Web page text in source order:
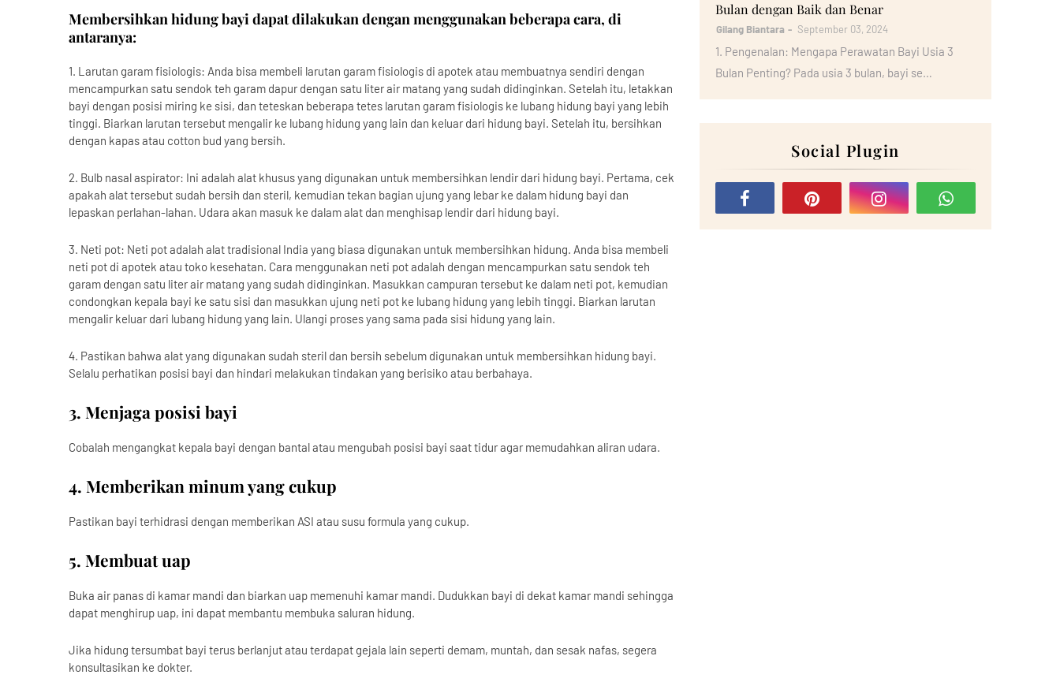
Membersihkan hidung bayi dapat dilakukan dengan menggunakan beberapa cara, di
antaranya:
1. Larutan garam fisiologis: Anda bisa membeli larutan garam fisiologis di apotek atau membuatnya sendiri dengan
mencampurkan satu sendok teh garam dapur dengan satu liter air matang yang sudah didinginkan. Setelah itu, letakkan
bayi dengan posisi miring ke sisi, dan teteskan beberapa tetes larutan garam fisiologis ke lubang hidung bayi yang lebih
tinggi. Biarkan larutan tersebut mengalir ke lubang hidung yang lain dan keluar dari hidung bayi. Setelah itu, bersihkan
dengan kapas atau cotton bud yang bersih.
2. Bulb nasal aspirator: Ini adalah alat khusus yang digunakan untuk membersihkan lendir dari hidung bayi. Pertama, cek
apakah alat tersebut sudah bersih dan steril, kemudian tekan bagian ujung yang lebar ke dalam hidung bayi dan
lepaskan perlahan-lahan. Udara akan masuk ke dalam alat dan menghisap lendir dari hidung bayi.
3. Neti pot: Neti pot adalah alat tradisional India yang biasa digunakan untuk membersihkan hidung. Anda bisa membeli
neti pot di apotek atau toko kesehatan. Cara menggunakan neti pot adalah dengan mencampurkan satu sendok teh
garam dengan satu liter air matang yang sudah didinginkan. Masukkan campuran tersebut ke dalam neti pot, kemudian
condongkan kepala bayi ke satu sisi dan masukkan ujung neti pot ke lubang hidung yang lebih tinggi. Biarkan larutan
mengalir keluar dari lubang hidung yang lain. Ulangi proses yang sama pada sisi hidung yang lain.
4. Pastikan bahwa alat yang digunakan sudah steril dan bersih sebelum digunakan untuk membersihkan hidung bayi.
Selalu perhatikan posisi bayi dan hindari melakukan tindakan yang berisiko atau berbahaya.
3. Menjaga posisi bayi
Cobalah mengangkat kepala bayi dengan bantal atau mengubah posisi bayi saat tidur agar memudahkan aliran udara.
4. Memberikan minum yang cukup
Pastikan bayi terhidrasi dengan memberikan ASI atau susu formula yang cukup.
5. Membuat uap
Buka air panas di kamar mandi dan biarkan uap memenuhi kamar mandi. Dudukkan bayi di dekat kamar mandi sehingga
dapat menghirup uap, ini dapat membantu membuka saluran hidung.
Jika hidung tersumbat bayi terus berlanjut atau terdapat gejala lain seperti demam, muntah, dan sesak nafas, segera
konsultasikan ke dokter.
Bulan dengan Baik dan Benar
Gilang Biantara September 03, 2024
1. Pengenalan: Mengapa Perawatan Bayi Usia 3
Bulan Penting? Pada usia 3 bulan, bayi se…
Social Plugin